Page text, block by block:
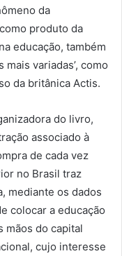
da
produto da
educação, também
variadas’, como
da britânica Actis.
do livro,
associado à
de cada vez
no Brasil traz
mediante os dados
colocar a educação
mãos do capital
cujo interesse